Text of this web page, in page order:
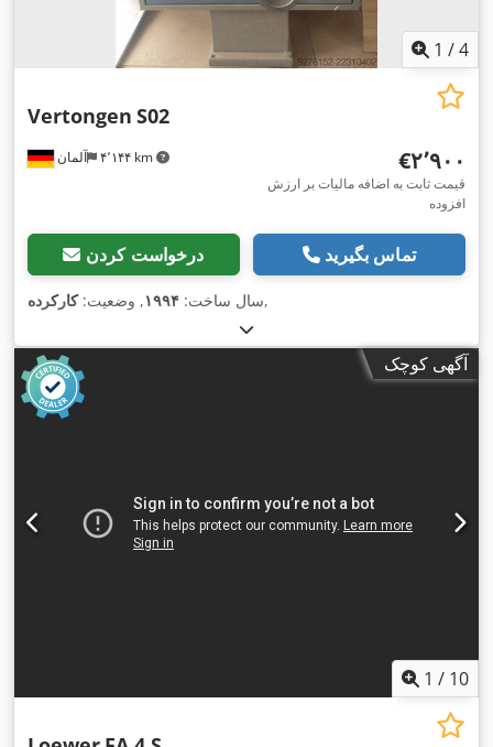
1 /4
آلمان ۴٬۱۴۴ km
Vertongen S02
‎€۲٬۹۰۰
قیمت ثابت به اضافه مالیات بر ارزش
افزوده
درخواست کردن تماس بگیرید
سال ساخت: ۱۹۹۴, وضعیت:کارکرده ,
آگهی کوچک
1 / 10